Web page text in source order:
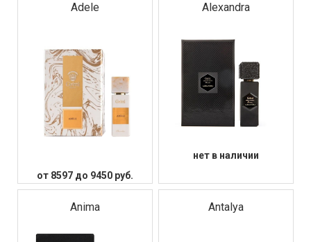
Независимо от вашего стиля и предпочтений, в
индивидуальность и подчеркнет вашу естественную
красоту. Это парфюмерия для тех, кто ценит качество,
изысканность и непревзойденный стиль. Позвольте
ароматам Gritti рассказать вашу историю, окутав вас
нежным облаком утонченного соблазна.
Gritti – это более чем просто женская парфюмерия; это
инвестиция в вашу неотразимость. Это выражение
вашей внутренней силы и неповторимой
ароматов и найдите свой идеальный аромат Gritti.
позвольте себе почувствовать себя истинно
незабываемой.
Adele
от 8597 до 9450 руб.
Alexandra
нет в наличии
Anima Antalya